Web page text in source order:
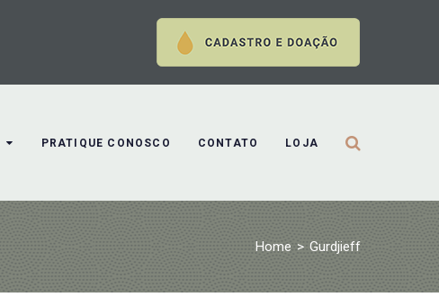
PRATIQUE CONOSCO CONTATO LOJA
Home > Gurdjieff